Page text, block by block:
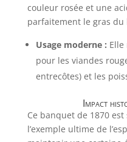
couleur rosée et une
parfaitement le gras du
Usage moderne : Elle
pour les viandes
entrecôtes) et les
Impact
Ce banquet de 1870
l’exemple ultime de